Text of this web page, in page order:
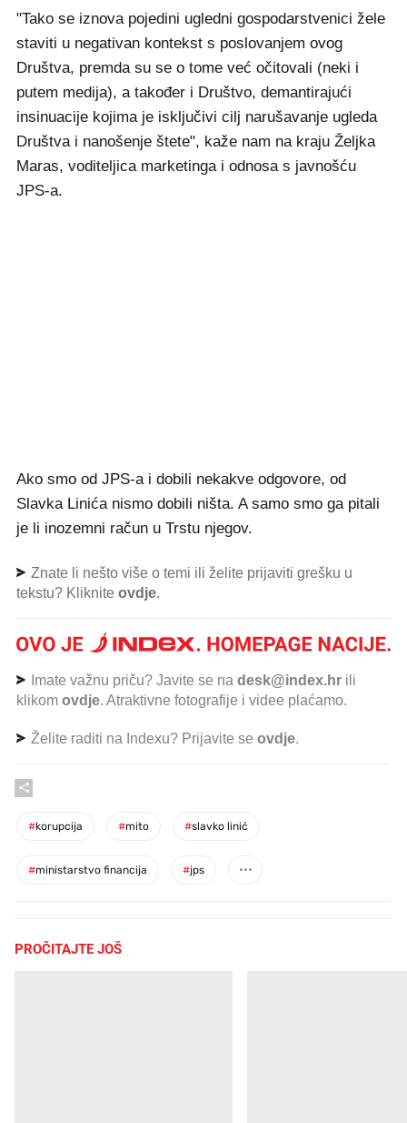
"Tako se iznova pojedini ugledni gospodarstvenici žele
staviti u negativan kontekst s poslovanjem ovog
Društva, premda su se o tome već očitovali (neki i
putem medija), a također i Društvo, demantirajući
insinuacije kojima je isključivi cilj narušavanje ugleda
Društva i nanošenje štete", kaže nam na kraju Željka
Maras, voditeljica marketinga i odnosa s javnošću
JPS-a.
Ako smo od JPS-a i dobili nekakve odgovore, od
Slavka Linića nismo dobili ništa. A samo smo ga pitali
je li inozemni račun u Trstu njegov.
Znate li nešto više o temi ili želite prijaviti grešku u
tekstu? Kliknite ovdje.
Imate važnu priču? Javite se na desk@index.hr ili
klikom ovdje. Atraktivne fotografije i videe plaćamo.
Želite raditi na Indexu? Prijavite se ovdje.
#korupcija #mito #slavko linić
#ministarstvo financija #jps
PROČITAJTE JOŠ